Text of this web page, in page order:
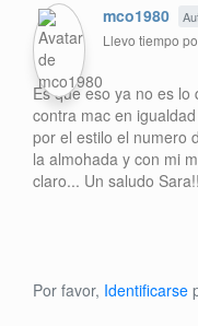
mco1980
Llevo tiempo
Es que eso ya no es
contra mac en
por el estilo el numero
la almohada y con mi
claro... Un saludo
Por favor, Identificarse